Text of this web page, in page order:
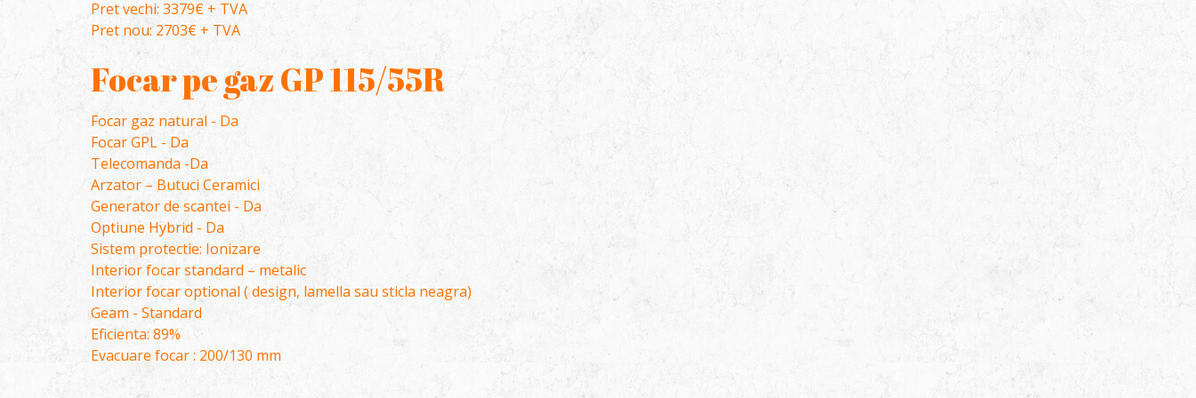
Pret vechi: 3379€ + TVA
Pret nou: 2703€ + TVA
Focar pe gaz GP 115/55R
Focar gaz natural - Da
Focar GPL - Da
Telecomanda -Da
Arzator – Butuci Ceramici
Generator de scantei - Da
Optiune Hybrid - Da
Sistem protectie: Ionizare
Interior focar standard – metalic
Interior focar optional ( design, lamella sau sticla neagra)
Geam - Standard
Eficienta: 89%
Evacuare focar : 200/130 mm